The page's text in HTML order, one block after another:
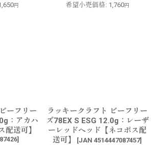
円
希望小売価格: 1,760円
ーフリー
：アカハ
配送可】
]
ラッキークラフト ビーフリー
ズ78EX S ESG 12.0g：レーザ
ーレッドヘッド【ネコポス配
送可】
[JAN 4514447087457]